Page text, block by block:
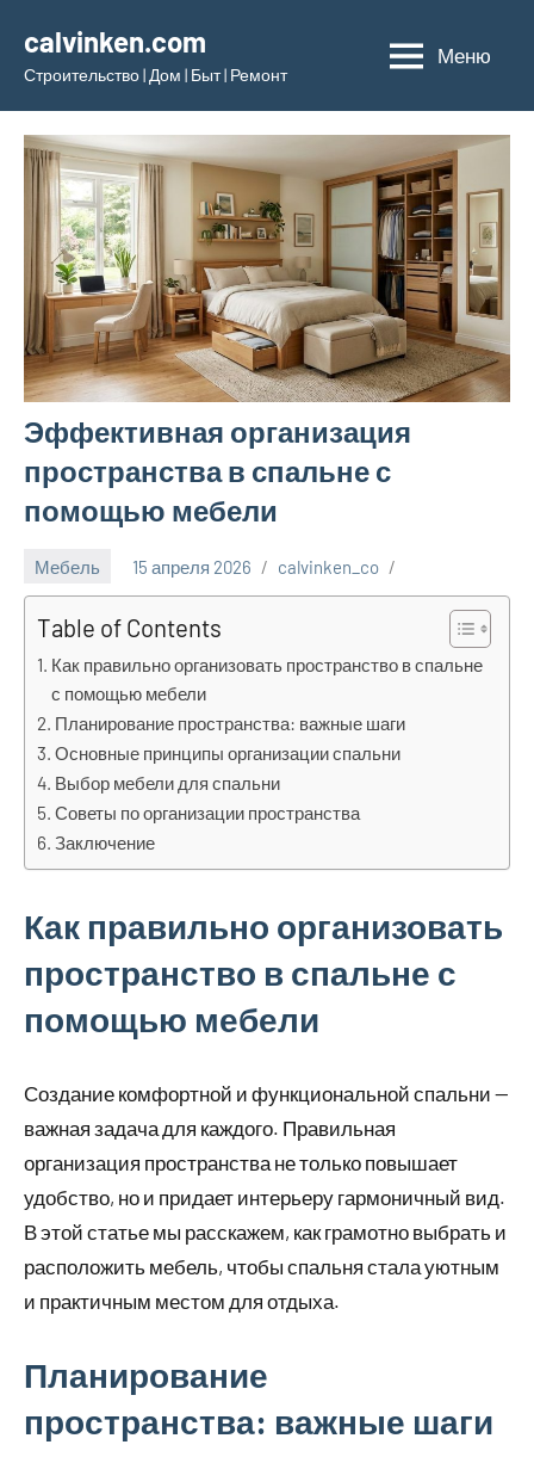
содержимому
calvinken.com
Строительство | Дом | Быт | Ремонт
Меню
Эффективная организация
пространства в спальне с
помощью мебели
Мебель 15 апреля 2026 calvinken_co
Table of Contents
Как правильно организовать пространство в спальне
с помощью мебели
Планирование пространства: важные шаги
Основные принципы организации спальни
Выбор мебели для спальни
Советы по организации пространства
Заключение
Как правильно организовать
пространство в спальне с
помощью мебели
Создание комфортной и функциональной спальни —
важная задача для каждого. Правильная
организация пространства не только повышает
удобство, но и придает интерьеру гармоничный вид.
В этой статье мы расскажем, как грамотно выбрать и
расположить мебель, чтобы спальня стала уютным
и практичным местом для отдыха.
Планирование
пространства: важные шаги